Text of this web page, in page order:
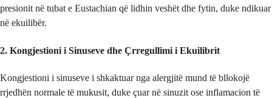
presionit në tubat e Eustachian që lidhin veshët dhe fytin, duke ndikuar
në ekuilibër.
2. Kongjestioni i Sinuseve dhe Çrregullimi i Ekuilibrit
Kongjestioni i sinuseve i shkaktuar nga alergjitë mund të bllokojë
rrjedhën normale të mukusit, duke çuar në sinuzit ose inflamacion të